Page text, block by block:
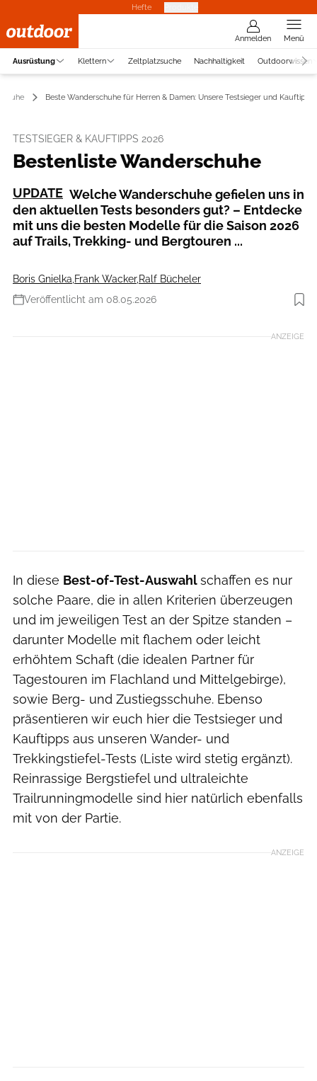
Hefte
Anmelden Menü
Ausrüstung Klettern Zeltplatzsuche Nachhaltigkeit Outdoorwissen
Beste Wanderschuhe für Herren & Damen: Unsere Testsieger und Kauftipps
TESTSIEGER & KAUFTIPPS 2026
Bestenliste Wanderschuhe
UPDATE Welche Wanderschuhe gefielen uns in
den aktuellen Tests besonders gut? – Entdecke
mit uns die besten Modelle für die Saison 2026
auf Trails, Trekking- und Bergtouren ...
Boris Gnielka Frank Wacker,Ralf Bücheler
Veröffentlicht am 08.05.2026
Foto: Boris Gnielka
ANZEIGE
In diese Best-of-Test-Auswahlschaffen es nur
solche Paare, die in allen Kriterien überzeugen
und im jeweiligen Test an der Spitze standen –
darunter Modelle mit flachem oder leicht
erhöhtem Schaft (die idealen Partner für
Tagestouren im Flachland und Mittelgebirge),
sowie Berg- und Zustiegsschuhe. Ebenso
präsentieren wir euch hier die Testsieger und
Kauftipps aus unseren Wander- und
Trekkingstiefel-Tests (Liste wird stetig ergänzt).
Reinrassige Bergstiefel und ultraleichte
Trailrunningmodelle sind hier natürlich ebenfalls
mit von der Partie.
ANZEIGE